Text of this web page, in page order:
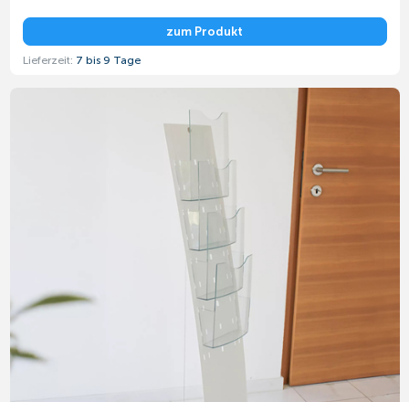
zum Produkt
Lieferzeit: 7 bis 9 Tage